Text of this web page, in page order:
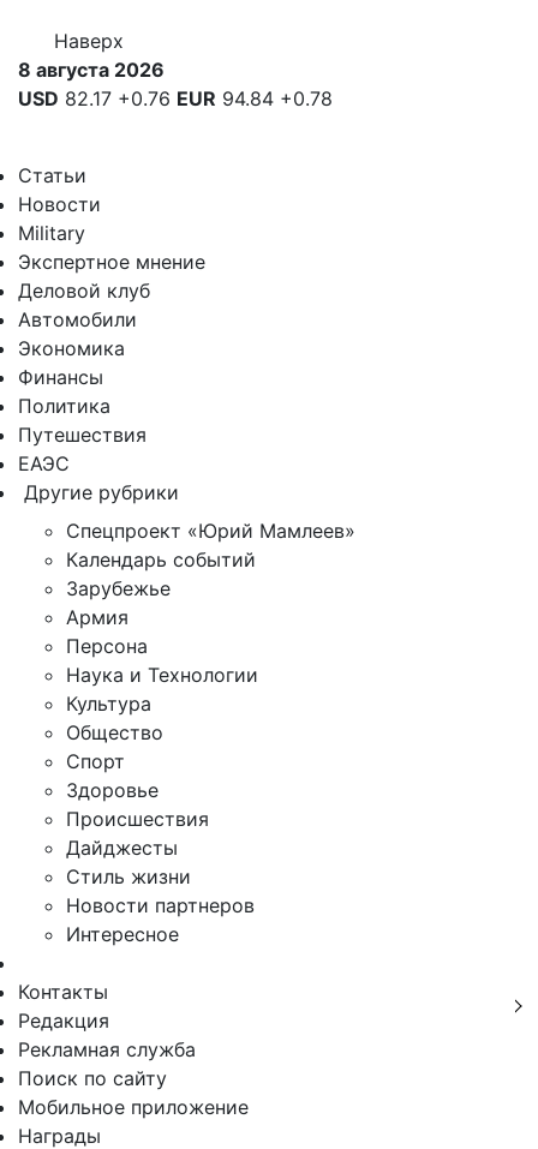
Наверх
8 августа 2026
USD 82.17 +0.76 EUR 94.84 +0.78
Статьи
Новости
Military
Экспертное мнение
Деловой клуб
Автомобили
Экономика
Финансы
Политика
Путешествия
ЕАЭС
Другие рубрики
Спецпроект «Юрий Мамлеев»
Календарь событий
Зарубежье
Армия
Персона
Наука и Технологии
Культура
Общество
Спорт
Здоровье
Происшествия
Дайджесты
Стиль жизни
Новости партнеров
Интересное
Контакты
Редакция
Рекламная служба
Поиск по сайту
Мобильное приложение
Награды